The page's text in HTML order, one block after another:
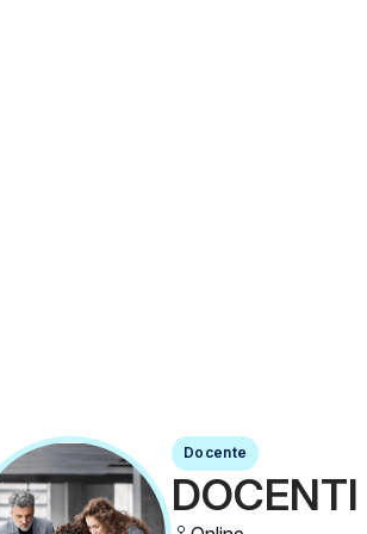
Docente
DOCENTI